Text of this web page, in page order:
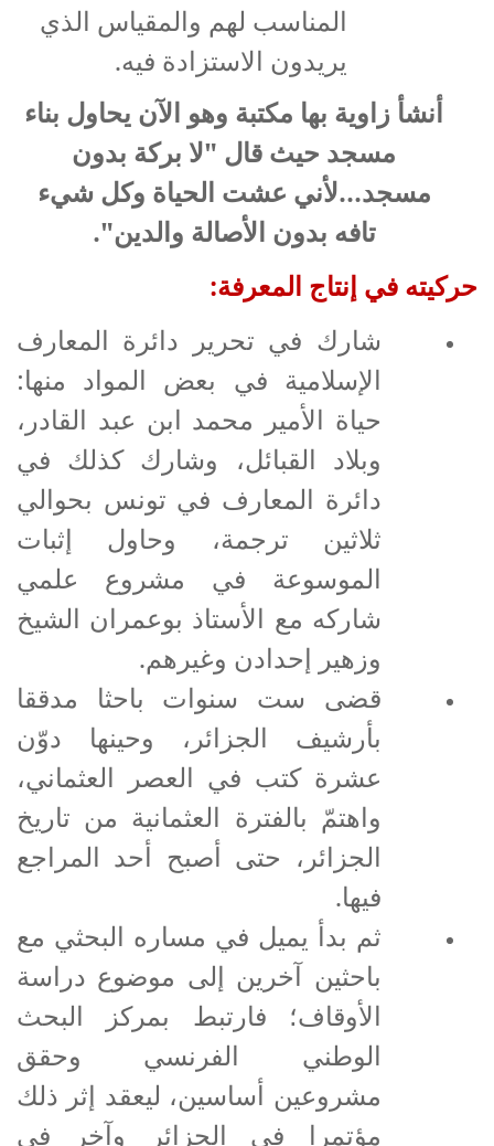
المناسب لهم والمقياس الذي
يريدون الاستزادة فيه.
أنشأ زاوية بها مكتبة وهو الآن يحاول بناء
مسجد حيث قال "لا بركة بدون
مسجد...لأني عشت الحياة وكل شيء
تافه بدون الأصالة والدين".
حركيته في إنتاج المعرفة:
شارك في تحرير دائرة المعارف
الإسلامية في بعض المواد منها:
حياة الأمير محمد ابن عبد القادر،
وبلاد القبائل، وشارك كذلك في
دائرة المعارف في تونس بحوالي
ثلاثين ترجمة، وحاول إثبات
الموسوعة في مشروع علمي
شاركه مع الأستاذ بوعمران الشيخ
وزهير إحدادن وغيرهم.
قضى ست سنوات باحثا مدققا
بأرشيف الجزائر، وحينها دوّن
عشرة كتب في العصر العثماني،
واهتمّ بالفترة العثمانية من تاريخ
الجزائر، حتى أصبح أحد المراجع
فيها.
ثم بدأ يميل في مساره البحثي مع
باحثين آخرين إلى موضوع دراسة
الأوقاف؛ فارتبط بمركز البحث
الوطني الفرنسي وحقق
مشروعين أساسين، ليعقد إثر ذلك
مؤتمرا في الجزائر وآخر في